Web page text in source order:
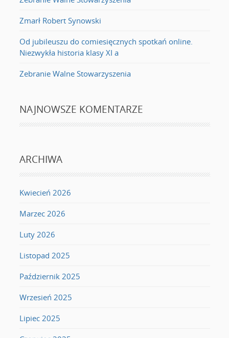
Zmarł Robert Synowski
Od jubileuszu do comiesięcznych spotkań online.
Niezwykła historia klasy XI a
Zebranie Walne Stowarzyszenia
NAJNOWSZE KOMENTARZE
ARCHIWA
Kwiecień 2026
Marzec 2026
Luty 2026
Listopad 2025
Październik 2025
Wrzesień 2025
Lipiec 2025